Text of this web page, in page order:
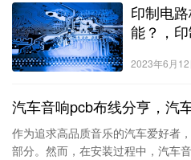
印制电
能？，
2023年6月12
汽车音响pcb布线分亨，汽
作为追求高品质音乐的汽车爱好者
部分。然而，在安装过程中，汽车